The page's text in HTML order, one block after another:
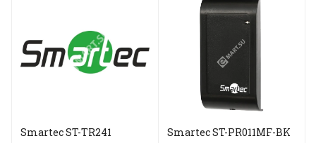
Smartec ST-TR241
Smartec ST-PR011MF-BK